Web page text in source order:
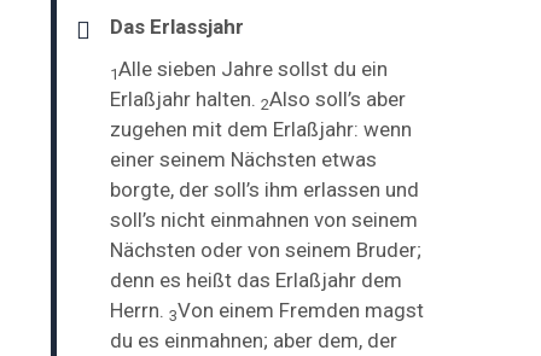
Das Erlassjahr
1Alle sieben Jahre sollst du ein
Erlaßjahr halten. 2Also soll’s aber
zugehen mit dem Erlaßjahr: wenn
einer seinem Nächsten etwas
borgte, der soll’s ihm erlassen und
soll’s nicht einmahnen von seinem
Nächsten oder von seinem Bruder;
denn es heißt das Erlaßjahr dem
Herrn.3Von einem Fremden magst
du es einmahnen; aber dem, der